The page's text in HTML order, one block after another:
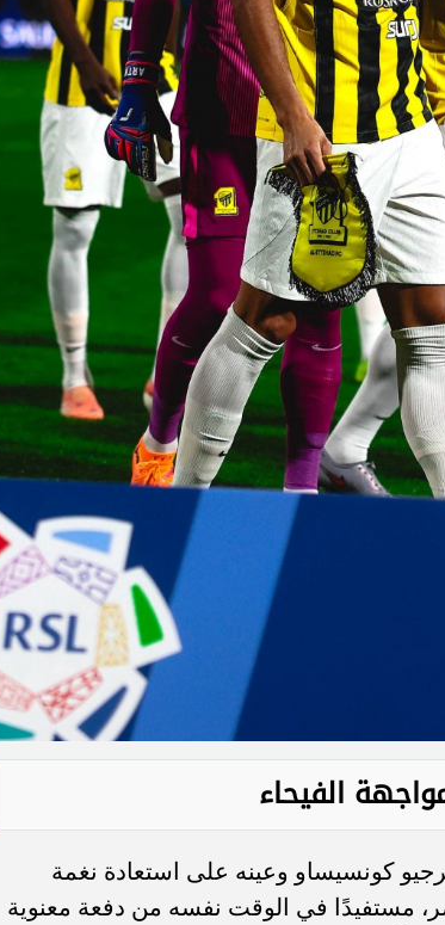
الفيحاء
كونسيساو وعينه على استعادة نغمة
مستفيدًا في الوقت نفسه من دفعة معنوية